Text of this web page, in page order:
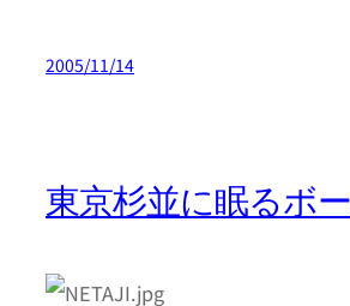
2005/11/14
東京杉並に眠るボ